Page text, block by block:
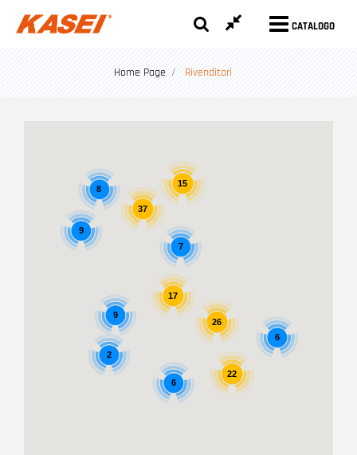
CATALOGO
Home Page Rivenditori
37
6
22
26
6
17
9
15
7
9
2
8